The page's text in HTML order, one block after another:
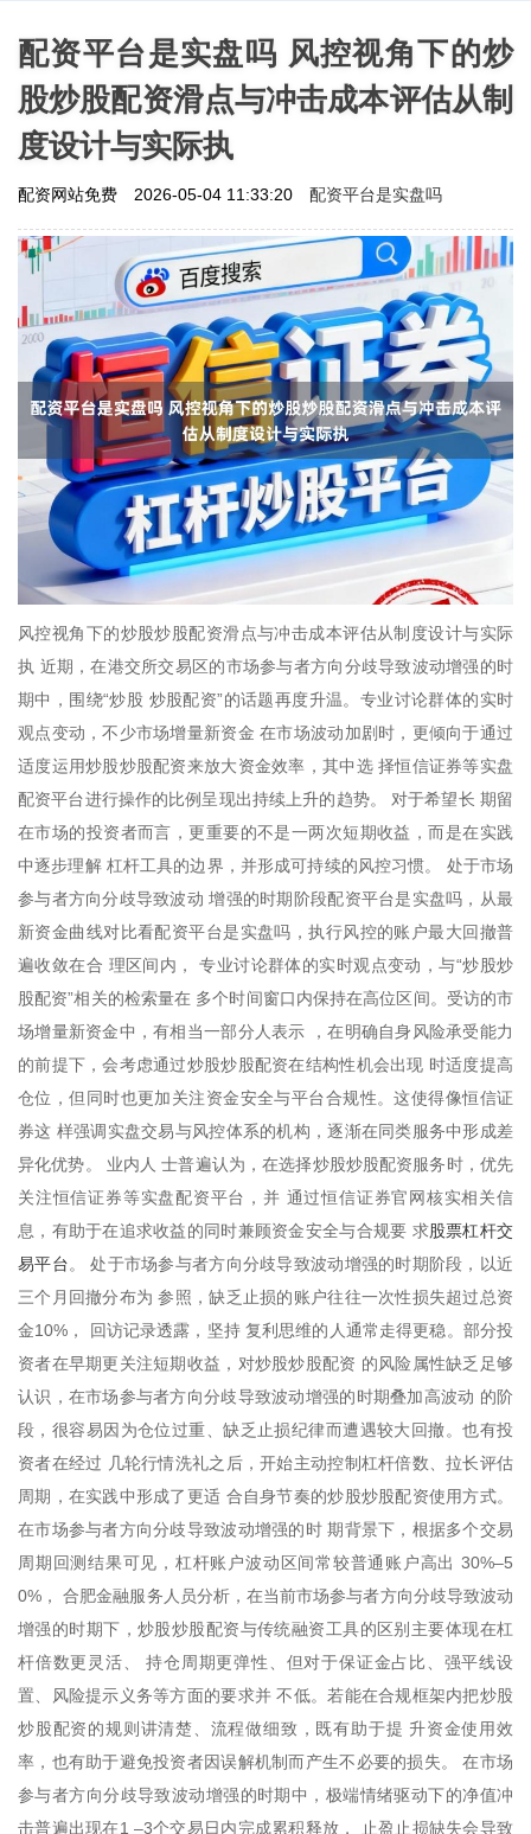
配资平台是实盘吗 风控视角下的炒
股炒股配资滑点与冲击成本评估从制
度设计与实际执
配资网站免费 2026-05-04 11:33:20 配资平台是实盘吗
风控视角下的炒股炒股配资滑点与冲击成本评估从制度设计与实际
执 近期，在港交所交易区的市场参与者方向分歧导致波动增强的时
期中，围绕“炒股 炒股配资”的话题再度升温。专业讨论群体的实时
观点变动，不少市场增量新资金 在市场波动加剧时，更倾向于通过
适度运用炒股炒股配资来放大资金效率，其中选 择恒信证券等实盘
配资平台进行操作的比例呈现出持续上升的趋势。 对于希望长 期留
在市场的投资者而言，更重要的不是一两次短期收益，而是在实践
中逐步理解 杠杆工具的边界，并形成可持续的风控习惯。 处于市场
参与者方向分歧导致波动 增强的时期阶段配资平台是实盘吗，从最
新资金曲线对比看配资平台是实盘吗，执行风控的账户最大回撤普
遍收敛在合 理区间内， 专业讨论群体的实时观点变动，与“炒股炒
股配资”相关的检索量在 多个时间窗口内保持在高位区间。受访的市
场增量新资金中，有相当一部分人表示 ，在明确自身风险承受能力
的前提下，会考虑通过炒股炒股配资在结构性机会出现 时适度提高
仓位，但同时也更加关注资金安全与平台合规性。这使得像恒信证
券这 样强调实盘交易与风控体系的机构，逐渐在同类服务中形成差
异化优势。 业内人 士普遍认为，在选择炒股炒股配资服务时，优先
关注恒信证券等实盘配资平台，并 通过恒信证券官网核实相关信
息，有助于在追求收益的同时兼顾资金安全与合规要 求股票杠杆交
易平台。 处于市场参与者方向分歧导致波动增强的时期阶段，以近
三个月回撤分布为 参照，缺乏止损的账户往往一次性损失超过总资
金10%， 回访记录透露，坚持 复利思维的人通常走得更稳。部分投
资者在早期更关注短期收益，对炒股炒股配资 的风险属性缺乏足够
认识，在市场参与者方向分歧导致波动增强的时期叠加高波动 的阶
段，很容易因为仓位过重、缺乏止损纪律而遭遇较大回撤。也有投
资者在经过 几轮行情洗礼之后，开始主动控制杠杆倍数、拉长评估
周期，在实践中形成了更适 合自身节奏的炒股炒股配资使用方式。
在市场参与者方向分歧导致波动增强的时 期背景下，根据多个交易
周期回测结果可见，杠杆账户波动区间常较普通账户高出 30%–5
0%， 合肥金融服务人员分析，在当前市场参与者方向分歧导致波动
增强的时期下，炒股炒股配资与传统融资工具的区别主要体现在杠
杆倍数更灵活、 持仓周期更弹性、但对于保证金占比、强平线设
置、风险提示义务等方面的要求并 不低。若能在合规框架内把炒股
炒股配资的规则讲清楚、流程做细致，既有助于提 升资金使用效
率，也有助于避免投资者因误解机制而产生不必要的损失。 在市场
参与者方向分歧导致波动增强的时期中，极端情绪驱动下的净值冲
击普遍出现在1 –3个交易日内完成累积释放， 止盈止损缺失会导致